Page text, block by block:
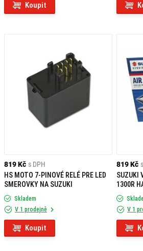
Koupit
819 Kč s DPH
HS MOTO 7-PINOVÉ RELÉ PRE LED
SMEROVKY NA SUZUKI
Skladem
V 1 prodejně
Koupit
819 Kč
SUZUKI
1300R
V 1